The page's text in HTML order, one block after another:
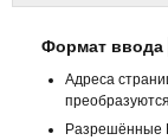
Формат ввода
Адреса
Разрешённые